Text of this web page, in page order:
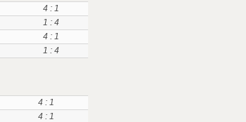
4 : 1
1 : 4
4 : 1
1 : 4
4 : 1
4 : 1